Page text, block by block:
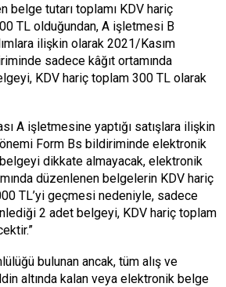
belge tutarı toplamı KDV hariç
TL olduğundan, A işletmesi B
ilişkin olarak 2021/Kasım
sadece kâğıt ortamında
KDV hariç toplam 300 TL olarak
A işletmesine yaptığı satışlara ilişkin
Form Bs bildiriminde elektronik
dikkate almayacak, elektronik
düzenlenen belgelerin KDV hariç
TL’yi geçmesi nedeniyle, sadece
2 adet belgeyi, KDV hariç toplam
bulunan ancak, tüm alış ve
altında kalan veya elektronik belge